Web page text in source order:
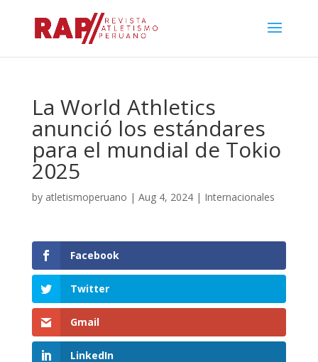
La World Athletics
anunció los estándares
para el mundial de Tokio
2025
by atletismoperuano | Aug 4, 2024| Internacionales
Facebook
Twitter
Gmail
LinkedIn